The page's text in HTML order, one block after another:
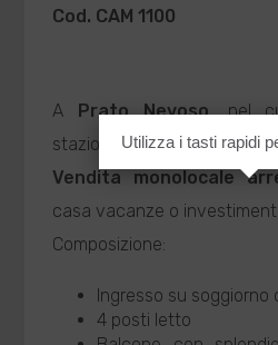
Cod. CAM 1100
A Prato Nevoso, nel
stazione sciistica del
Vendita
monolocale
casa vacanze o
Composizione:
Ingresso su
4 posti letto
Utilizza i tasti rapidi